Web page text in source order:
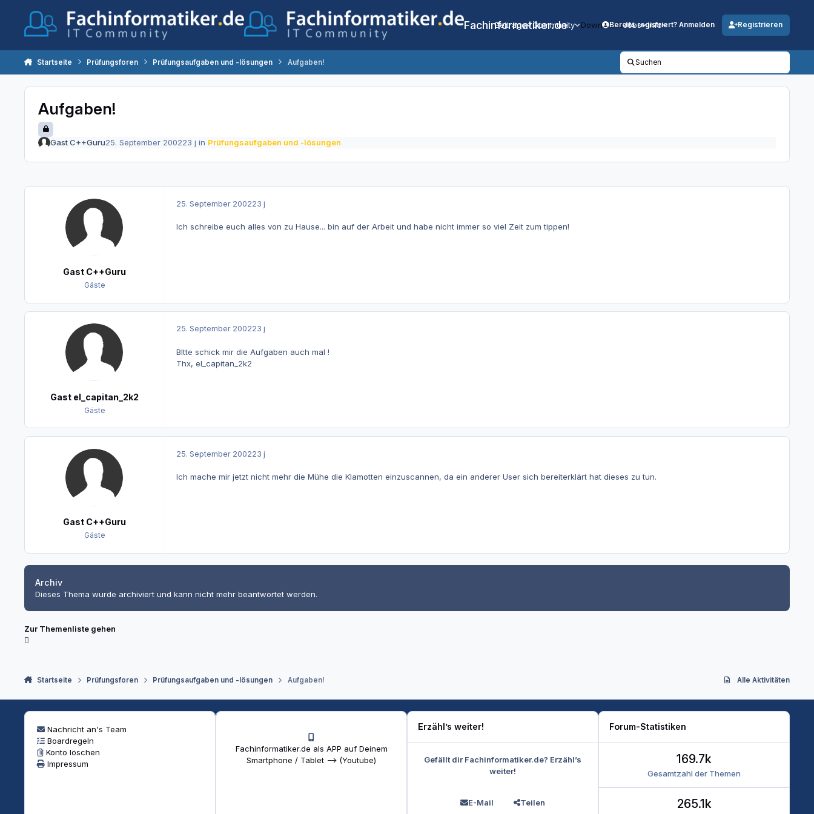
Fachinformatiker.de
Beiträge Community DownloadsJobs Info
Bereits registriert? Anmelden Registrieren
Startseite Prüfungsforen Prüfungsaufgaben und -lösungen Aufgaben! Suchen
Aufgaben!
Gast C++Guru25. September 200223 j in Prüfungsaufgaben und -lösungen
Gast C++Guru
Gäste
25. September 200223 j
Ich schreibe euch alles von zu Hause... bin auf der Arbeit und habe nicht immer so viel Zeit zum tippen!
Gast el_capitan_2k2
Gäste
25. September 200223 j
BItte schick mir die Aufgaben auch mal !
Thx, el_capitan_2k2
Gast C++Guru
Gäste
25. September 200223 j
Ich mache mir jetzt nicht mehr die Mühe die Klamotten einzuscannen, da ein anderer User sich bereiterklärt hat dieses zu tun.
Archiv
Dieses Thema wurde archiviert und kann nicht mehr beantwortet werden.
Zur Themenliste gehen
Startseite Prüfungsforen Prüfungsaufgaben und -lösungen Aufgaben! Alle Aktivitäten
Nachricht an's Team
Boardregeln
Konto löschen
Impressum
Fachinformatiker.de als APP auf Deinem
Smartphone / Tablet --> (Youtube)
Erzähl’s weiter!
Gefällt dir Fachinformatiker.de? Erzähl’s
weiter!
E-Mail Teilen
Forum-Statistiken
Gesamtzahl der Themen
169.7k
265.1k